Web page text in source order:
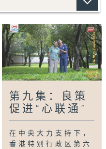
第九集：良策
促进“心联通”
在中央大力支持下，
香港特别行政区第六